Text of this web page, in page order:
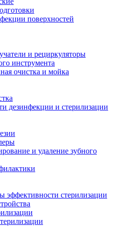
поверхностей
и рециркуляторы
инструмента
очистка и мойка
дезинфекции и стерилизации
и удаление зубного
эффективности стерилизации